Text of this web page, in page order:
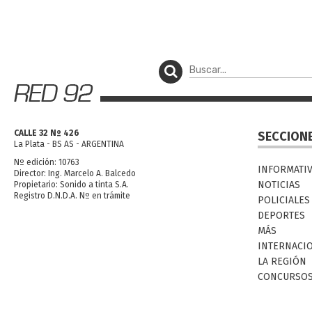
CALLE 32 Nº 426
La Plata - BS AS - ARGENTINA
Nº edición: 10763
Director: Ing. Marcelo A. Balcedo
Propietario: Sonido a tinta S.A.
Registro D.N.D.A. Nº en trámite
NOTICIAS
POLICIALES
DEPORTES
MÁS
LA REGIÓN
CONCURSOS